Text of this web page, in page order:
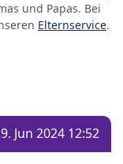
und Papas. Bei
Elternservice.
Jun 2024 12:52